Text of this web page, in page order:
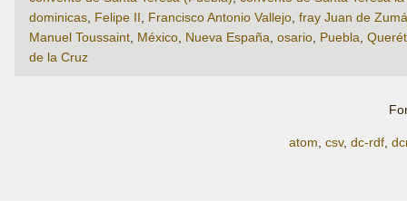
dominicas Felipe II Francisco Antonio Vallejo fray Juan de
Manuel Toussaint México Nueva España osario Puebla
de la Cruz
atom, csv, dc-rdf,